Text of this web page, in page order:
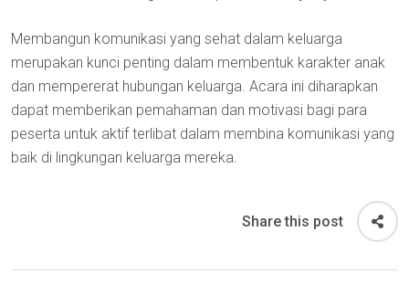
Membangun komunikasi yang sehat dalam keluarga
merupakan kunci penting dalam membentuk karakter anak
dan mempererat hubungan keluarga. Acara ini diharapkan
dapat memberikan pemahaman dan motivasi bagi para
peserta untuk aktif terlibat dalam membina komunikasi yang
baik di lingkungan keluarga mereka.
Share this post